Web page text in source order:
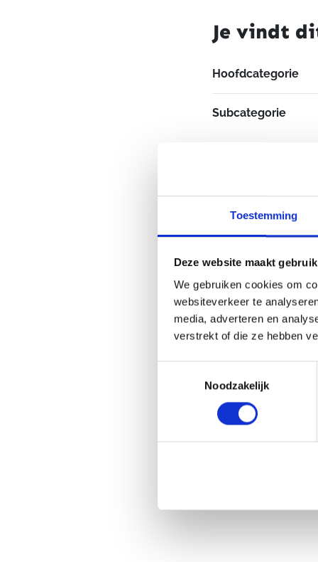
Toestemming
Deze website maakt
We gebruiken cookies om
websiteverkeer te
media, adverteren en
verstrekt of die ze hebben
Noodzakelijk
Je vindt
Hoofdcategorie
Subcategorie
Merk